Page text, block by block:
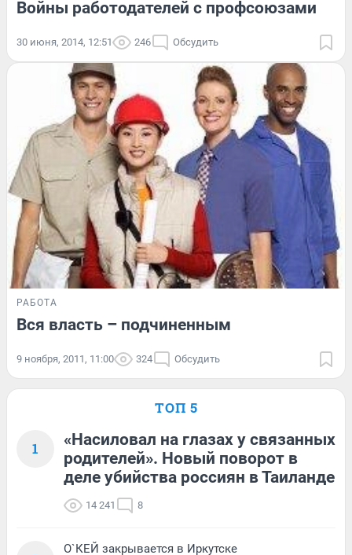
Войны работодателей с профсоюзами
30 июня, 2014, 12:51 246 Обсудить
РАБОТА
Вся власть – подчиненным
9 ноября, 2011, 11:00 324 Обсудить
ТОП 5
1
«Насиловал на глазах у связанных
родителей». Новый поворот в
деле убийства россиян в Таиланде
14 241 8
О`КЕЙ закрывается в Иркутске